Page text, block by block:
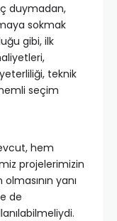
duymadan,
sokmak
gibi, ilk
teknik
seçim
hem
projelerimizin
yanı
de